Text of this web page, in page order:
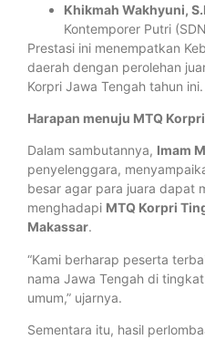
Khikmah Wakhyuni,
Kontemporer Putri
Prestasi ini menempatkan
daerah dengan perolehan
Korpri Jawa Tengah tahun ini.
Harapan menuju MTQ
Dalam sambutannya, Imam
penyelenggara,
besar agar para juara dapat
menghadapi MTQ Korpri
Makassar.
“Kami berharap peserta
nama Jawa Tengah di
umum,” ujarnya.
Sementara itu, hasil